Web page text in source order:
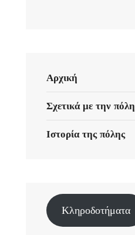
Αρχική
Σχετικά με την πόλη
Ιστορία της πόλης
Κληροδοτήματα